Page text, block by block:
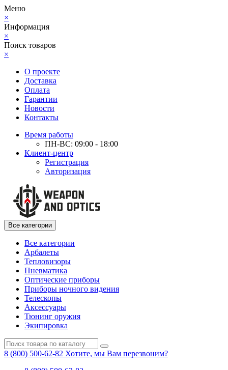
Меню
×
Информация
×
Поиск товаров
×
О проекте
Доставка
Оплата
Гарантии
Новости
Контакты
Время работы
ПН-ВС: 09:00 - 18:00
Клиент-центр
Регистрация
Авторизация
Все категории
Все категории
Арбалеты
Тепловизоры
Пневматика
Оптические приборы
Приборы ночного видения
Телескопы
Аксессуары
Тюнинг оружия
Экипировка
8 (800) 500-62-82 Хотите, мы Вам перезвоним?